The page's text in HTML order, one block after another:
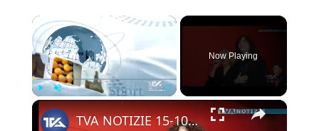
×
Play Unmute
Now Playing
×
TVA NOTIZIE 15-10-25